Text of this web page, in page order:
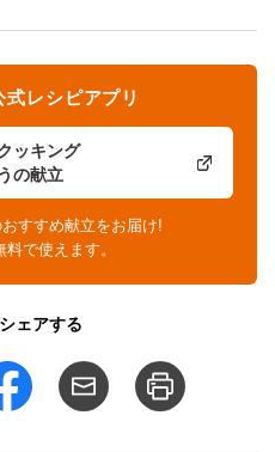
ッキング
の献立
レシピアプリ
すすめ献立をお届け!
で使えます。
ェアする